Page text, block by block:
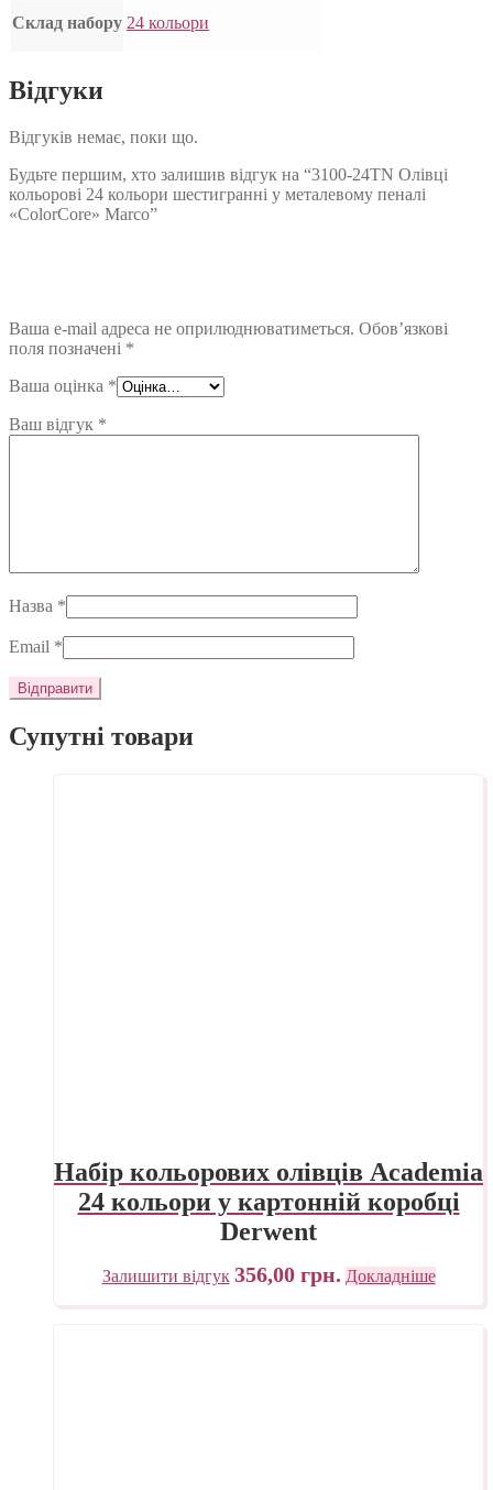
Склад набору 24 кольори
Відгуки
Відгуків немає, поки що.
Будьте першим, хто залишив відгук на “3100-24TN Олівці
кольорові 24 кольори шестигранні у металевому пеналі
«ColorCore» Marco”
Ваша e-mail адреса не оприлюднюватиметься. Обов’язкові
поля позначені *
Ваша оцінка *
Ваш відгук *
Назва *
Email *
Супутні товари
Набір кольорових олівців Academia
24 кольори у картонній коробці
Derwent
Залишити відгук 356,00 грн. Докладніше